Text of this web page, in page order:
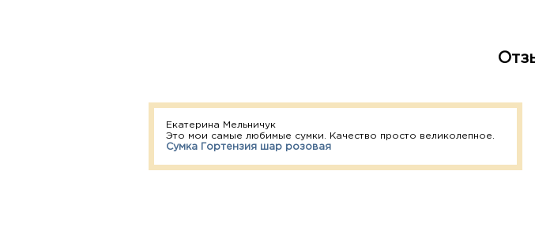
Екатерина Мельничук
Это мои самые любимые сумки. Качество просто великолепное.
Сумка Гортензия шар розовая